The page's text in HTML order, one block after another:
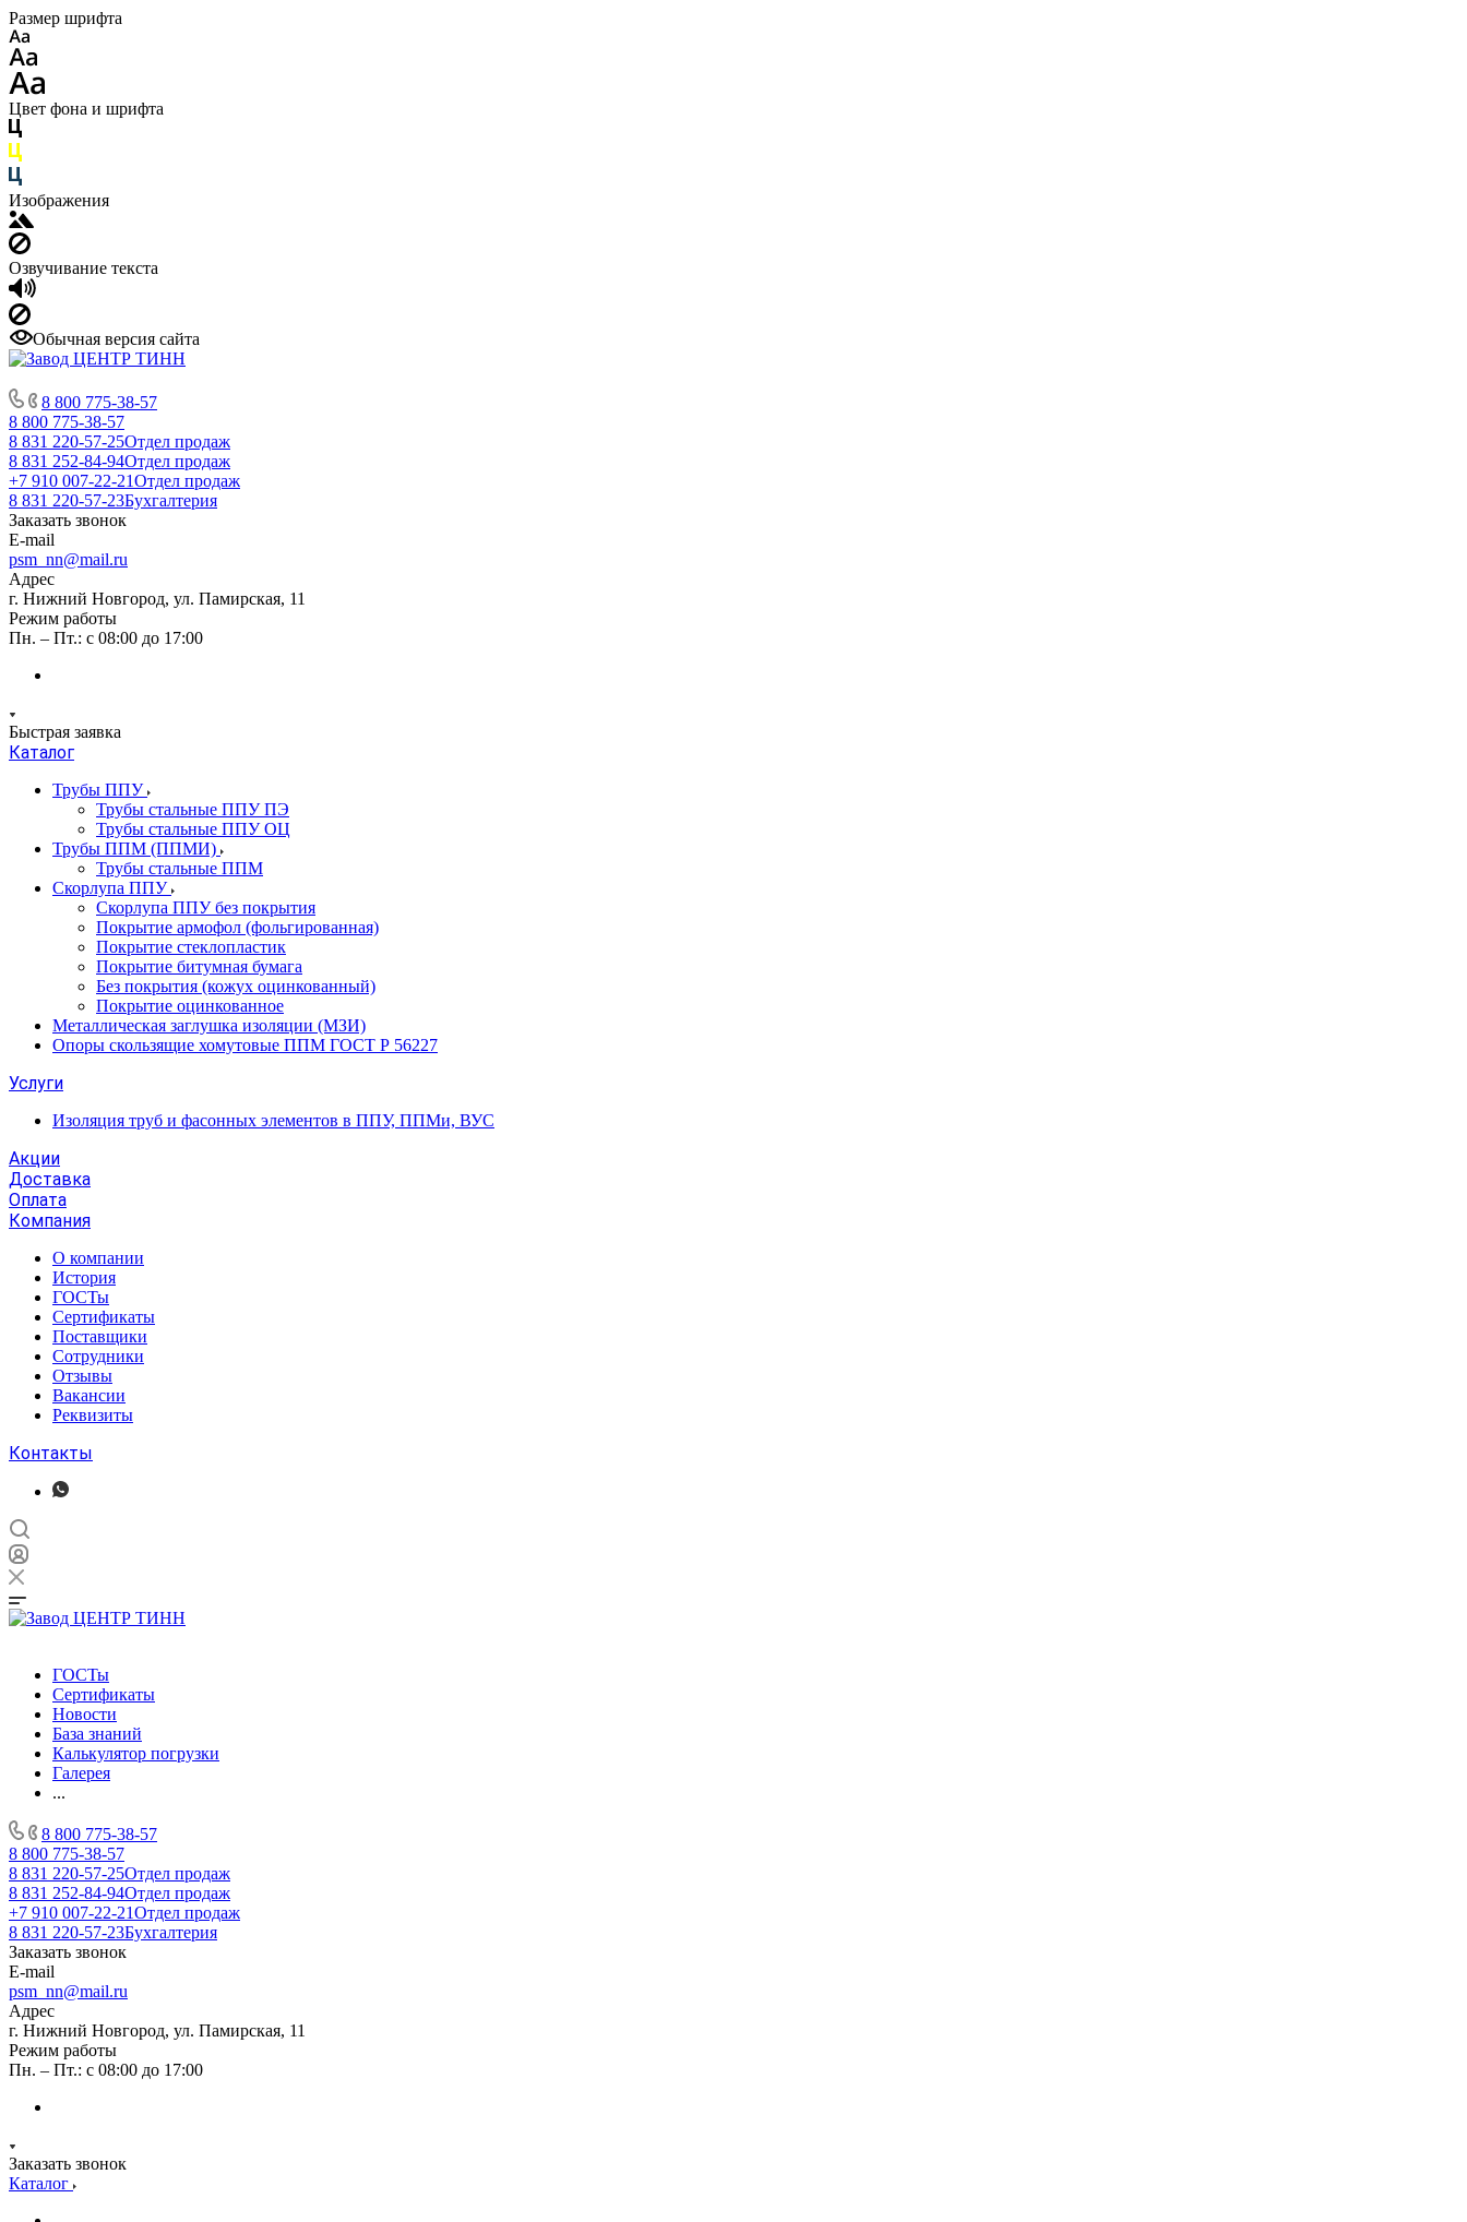
Размер шрифта
Цвет фона и шрифта
Изображения
Озвучивание текста
Обычная версия сайта
8 800 775-38-57
8 800 775-38-57
8 831 220-57-25Отдел продаж
8 831 252-84-94Отдел продаж
+7 910 007-22-21Отдел продаж
8 831 220-57-23Бухгалтерия
Заказать звонок
E-mail
psm_nn@mail.ru
Адрес
г. Нижний Новгород, ул. Памирская, 11
Режим работы
Пн. – Пт.: с 08:00 до 17:00
Быстрая заявка
Каталог
Трубы ППУ
Трубы стальные ППУ ПЭ
Трубы стальные ППУ ОЦ
Трубы ППМ (ППМИ)
Трубы стальные ППМ
Скорлупа ППУ
Скорлупа ППУ без покрытия
Покрытие армофол (фольгированная)
Покрытие стеклопластик
Покрытие битумная бумага
Без покрытия (кожух оцинкованный)
Покрытие оцинкованное
Металлическая заглушка изоляции (МЗИ)
Опоры скользящие хомутовые ППМ ГОСТ Р 56227
Услуги
Изоляция труб и фасонных элементов в ППУ, ППМи, ВУС
Акции
Доставка
Оплата
Компания
О компании
История
ГОСТы
Сертификаты
Поставщики
Сотрудники
Отзывы
Вакансии
Реквизиты
Контакты
ГОСТы
Сертификаты
Новости
База знаний
Калькулятор погрузки
Галерея
...
8 800 775-38-57
8 800 775-38-57
8 831 220-57-25Отдел продаж
8 831 252-84-94Отдел продаж
+7 910 007-22-21Отдел продаж
8 831 220-57-23Бухгалтерия
Заказать звонок
E-mail
psm_nn@mail.ru
Адрес
г. Нижний Новгород, ул. Памирская, 11
Режим работы
Пн. – Пт.: с 08:00 до 17:00
Заказать звонок
Каталог